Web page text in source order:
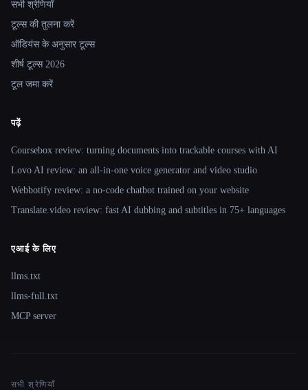
सभी श्रेणियाँ
टूल्स की तुलना करें
ऑडियंस के अनुसार टूल्स
शीर्ष टूल्स 2026
टूल जमा करें
पढ़ें
Coursebox review: turning documents into trackable courses with AI
Lovo AI review: an all-in-one voice generator and video studio
Webbotify review: a no-code chatbot trained on your website
Translate.video review: fast AI dubbing and subtitles in 75+ languages
एआई के लिए
llms.txt
llms-full.txt
MCP server
सभी श्रेणियाँ